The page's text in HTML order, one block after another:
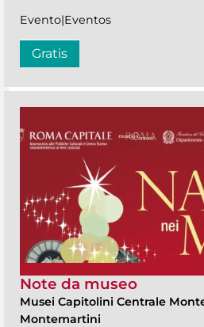
Evento|Eventos
Gratis
Note da museo
Musei Capitolini Centrale
Montemartini